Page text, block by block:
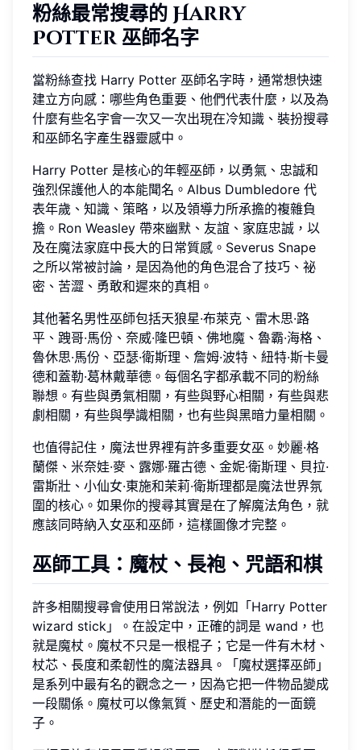
粉絲最常搜尋的 Harry
Potter 巫師名字
當粉絲查找 Harry Potter 巫師名字時，通常想快速
建立方向感：哪些角色重要、他們代表什麼，以及為
什麼有些名字會一次又一次出現在冷知識、裝扮搜尋
和巫師名字產生器靈感中。
Harry Potter 是核心的年輕巫師，以勇氣、忠誠和
強烈保護他人的本能聞名。Albus Dumbledore 代
表年歲、知識、策略，以及領導力所承擔的複雜負
擔。Ron Weasley 帶來幽默、友誼、家庭忠誠，以
及在魔法家庭中長大的日常質感。Severus Snape
之所以常被討論，是因為他的角色混合了技巧、祕
密、苦澀、勇敢和遲來的真相。
其他著名男性巫師包括天狼星·布萊克、雷木思·路
平、跩哥·馬份、奈威·隆巴頓、佛地魔、魯霸·海格、
魯休思·馬份、亞瑟·衛斯理、詹姆·波特、紐特·斯卡曼
德和蓋勒·葛林戴華德。每個名字都承載不同的粉絲
聯想。有些與勇氣相關，有些與野心相關，有些與悲
劇相關，有些與學識相關，也有些與黑暗力量相關。
也值得記住，魔法世界裡有許多重要女巫。妙麗·格
蘭傑、米奈娃·麥、露娜·羅古德、金妮·衛斯理、貝拉·
雷斯壯、小仙女·東施和茉莉·衛斯理都是魔法世界氛
圍的核心。如果你的搜尋其實是在了解魔法角色，就
應該同時納入女巫和巫師，這樣圖像才完整。
巫師工具：魔杖、長袍、咒語和棋
許多相關搜尋會使用日常說法，例如「Harry Potter
wizard stick」。在設定中，正確的詞是 wand，也
就是魔杖。魔杖不只是一根棍子；它是一件有木材、
杖芯、長度和柔韌性的魔法器具。「魔杖選擇巫師」
是系列中最有名的觀念之一，因為它把一件物品變成
一段關係。魔杖可以像氣質、歷史和潛能的一面鏡
子。